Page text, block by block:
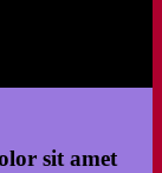
sit amet